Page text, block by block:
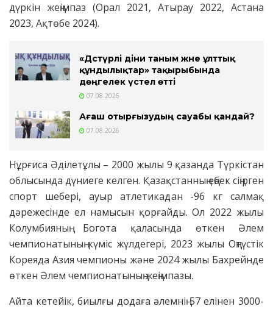
дүркін жеңімпаз (Орал 2021, Атырау 2022, Астана
2023, Ақтөбе 2024).
«Дәстүрлі діни таным және ұлттық
құндылықтар» тақырыбында
дөңгелек үстел өтті
07.08.2026
Ағаш отырғызудың сауабы қандай?
07.08.2026
Нұрғиса Әділетұлы – 2000 жылы 9 қазанда Түркістан
облысында дүниеге келген. Қазақстанның еңбек сіңірген
спорт шебері, ауыр атлетикадан -96 кг салмақ
дәрежесінде ел намысын қорғайды. Ол 2022 жылы
Колумбияның Богота қаласында өткен Әлем
чемпионатының күміс жүлдегері, 2023 жылы Оңтүстік
Кореяда Азия чемпионы және 2024 жылы Бахрейнде
өткен Әлем чемпионатының жеңімпазы.
Айта кетейік, биылғы додаға әлемнің 57 елінен 3000-